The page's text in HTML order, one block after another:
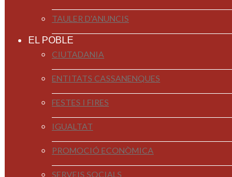
TAULER D'ANUNCIS
EL POBLE
CIUTADANIA
ENTITATS CASSANENQUES
FESTES I FIRES
IGUALTAT
PROMOCIÓ ECONÒMICA
SERVEIS SOCIALS